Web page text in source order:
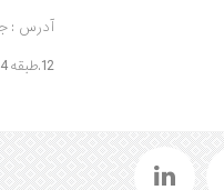
آدرس :
12.طبقه 4. واحد19